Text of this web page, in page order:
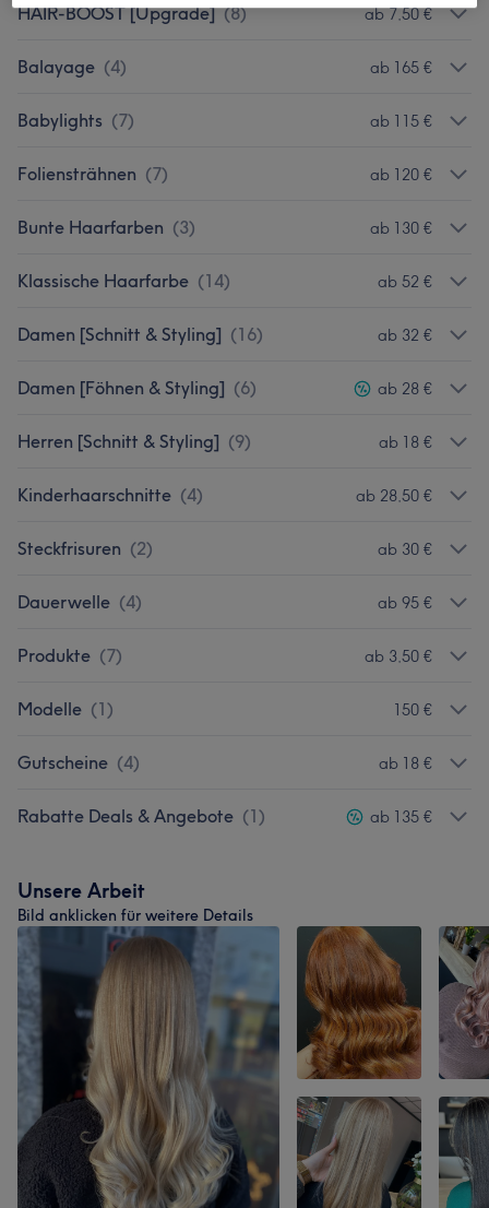
HAIR-BOOST [Upgrade] (8) ab 7,50 €
Balayage (4) ab 165 €
Babylights (7) ab 115 €
Foliensträhnen (7) ab 120 €
Bunte Haarfarben (3) ab 130 €
Klassische Haarfarbe (14) ab 52 €
Damen [Schnitt & Styling] (16) ab 32 €
Damen [Föhnen & Styling] (6) ab 28 €
Herren [Schnitt & Styling] (9) ab 18 €
Kinderhaarschnitte (4) ab 28,50 €
Steckfrisuren (2) ab 30 €
Dauerwelle (4) ab 95 €
Produkte (7) ab 3,50 €
Modelle (1) 150 €
Gutscheine (4) ab 18 €
Rabatte Deals & Angebote (1) ab 135 €
Unsere Arbeit
Bild anklicken für weitere Details